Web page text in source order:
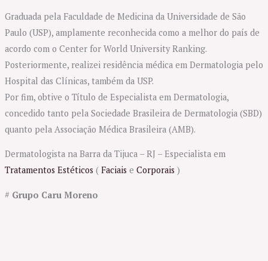
Graduada pela Faculdade de Medicina da Universidade de São
Paulo (USP), amplamente reconhecida como a melhor do país de
acordo com o Center for World University Ranking.
Posteriormente, realizei residência médica em Dermatologia pelo
Hospital das Clínicas, também da USP.
Por fim, obtive o Título de Especialista em Dermatologia,
concedido tanto pela Sociedade Brasileira de Dermatologia (SBD)
quanto pela Associação Médica Brasileira (AMB).
Dermatologista na Barra da Tijuca – RJ – Especialista em
Tratamentos Estéticos ( Faciais e Corporais )
# Grupo Caru Moreno